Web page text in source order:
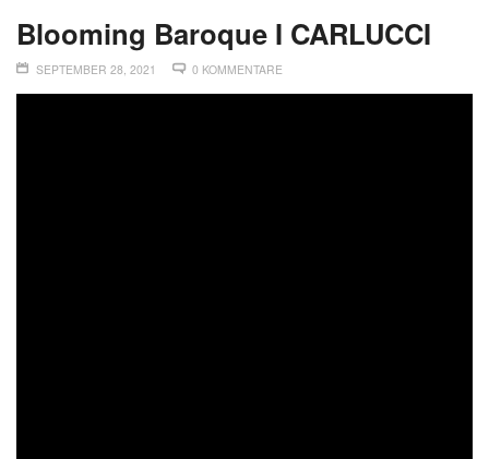
Blooming Baroque I CARLUCCI
SEPTEMBER 28, 2021 0 KOMMENTARE